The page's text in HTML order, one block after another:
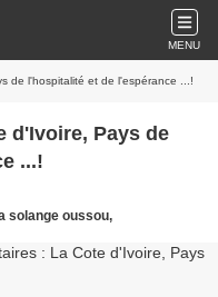
MENU
de l'hospitalité et de l'espérance ...!
d'Ivoire, Pays de
...!
solange oussou,